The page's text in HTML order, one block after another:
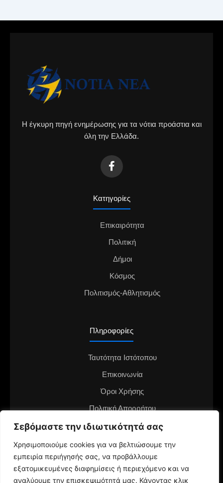
Σεβόμαστε την ιδιωτικότητά σας
Χρησιμοποιούμε cookies για να βελτιώσουμε την
εμπειρία περιήγησής σας, να προβάλλουμε
εξατομικευμένες διαφημίσεις ή περιεχόμενο και να
αναλύουμε την επισκεψιμότητά μας. Κάνοντας κλικ
Η έγκυρη πηγή ενημέρωσης για τα νότια προάστια και
όλη την Ελλάδα.
Κατηγορίες
Επικαιρότητα
Πολιτική
Δήμοι
Κόσμος
Πολιτισμός-Αθλητισμός
Πληροφορίες
Ταυτότητα Ιστότοπου
Επικοινωνία
Όροι Χρήσης
Πολιτική Απορρήτου
Διαφημιστείτε στο notianea.gr
Γίνε ο ανταποκριτής στην περιοχή σου